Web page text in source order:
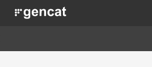
Vés
al
. Obre en una nova finestra.